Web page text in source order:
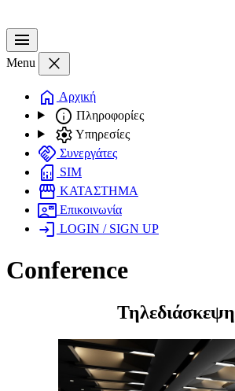
menu
Menu
close
home Αρχική
info Πληροφορίες
settings Υπηρεσίες
handshake Συνεργάτες
sim_card SIM
storefront ΚΑΤΑΣΤΗΜΑ
contact_mail Επικοινωνία
login LOGIN / SIGN UP
Conference
Τηλεδιάσκεψη